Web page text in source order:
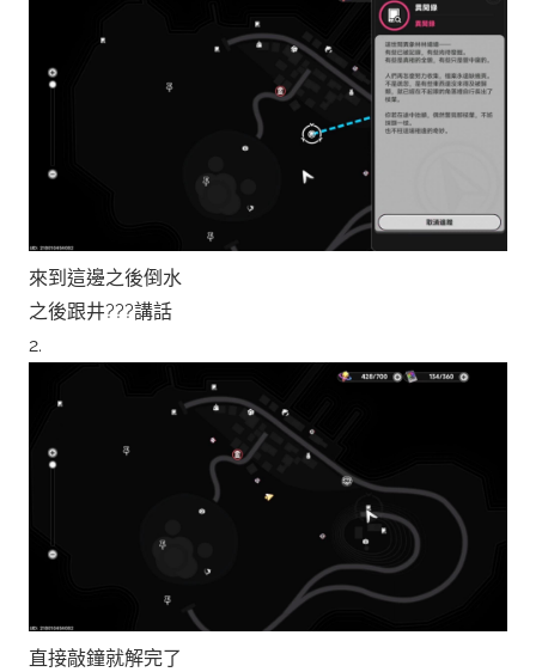
來到這邊之後倒水
之後跟井???講話
2.
直接敲鐘就解完了